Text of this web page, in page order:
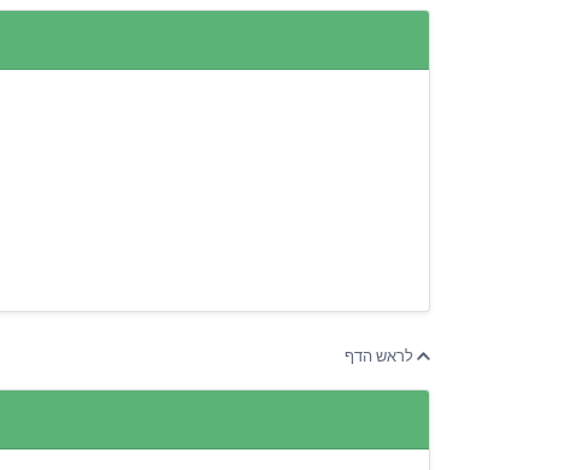
לראש הדף